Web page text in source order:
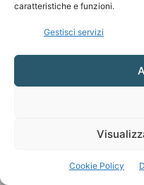
caratteristiche e funzioni.
Gestisci servizi
Cookie Policy